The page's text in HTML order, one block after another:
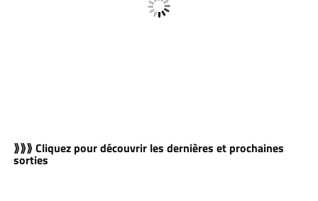
⟫⟫⟫ Cliquez pour découvrir les dernières et prochaines
sorties